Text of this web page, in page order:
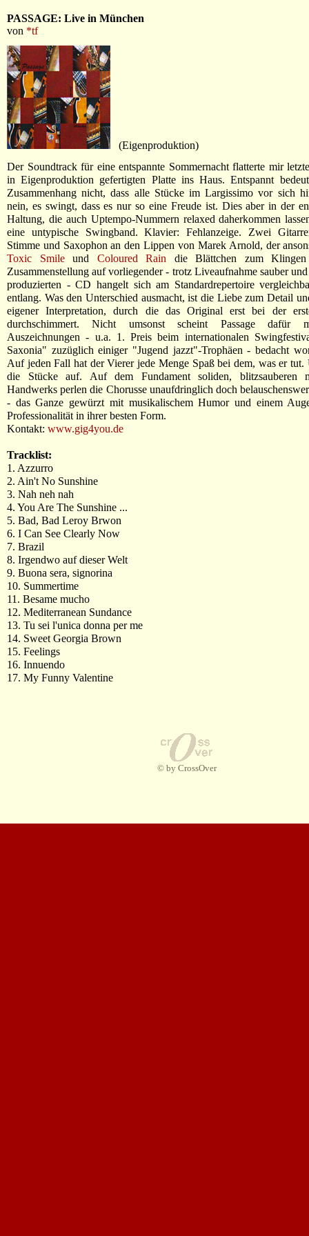
PASSAGE: Live in München
von *tf
(Eigenproduktion)
Der Soundtrack für eine entspannte Sommernacht flatterte mir
in Eigenproduktion gefertigten Platte ins Haus. Entspannt
Zusammenhang nicht, dass alle Stücke im Largissimo vor sich
nein, es swingt, dass es nur so eine Freude ist. Dies aber in der
Haltung, die auch Uptempo-Nummern relaxed daherkommen
eine untypische Swingband. Klavier: Fehlanzeige. Zwei
Stimme und Saxophon an den Lippen von Marek Arnold, der
Toxic Smileund Coloured Rain die Blättchen zum
Zusammenstellung auf vorliegender - trotz Liveaufnahme sauber
produzierten - CD hangelt sich am Standardrepertoire
entlang. Was den Unterschied ausmacht, ist die Liebe zum Detail
eigener Interpretation, durch die das Original erst bei der
durchschimmert. Nicht umsonst scheint Passage dafür
Auszeichnungen - u.a. 1. Preis beim internationalen
Saxonia" zuzüglich einiger "Jugend jazzt"-Trophäen - bedacht
Auf jeden Fall hat der Vierer jede Menge Spaß bei dem, was er tut.
die Stücke auf. Auf dem Fundament soliden, blitzsauberen
Handwerks perlen die Chorusse unaufdringlich doch
- das Ganze gewürzt mit musikalischem Humor und einem
Professionalität in ihrer besten Form.
Kontakt: www.gig4you.de
Tracklist:
1. Azzurro
2. Ain't No Sunshine
3. Nah neh nah
4. You Are The Sunshine ...
5. Bad, Bad Leroy Brwon
6. I Can See Clearly Now
7. Brazil
8. Irgendwo auf dieser Welt
9. Buona sera, signorina
10. Summertime
11. Besame mucho
12. Mediterranean Sundance
13. Tu sei l'unica donna per me
14. Sweet Georgia Brown
15. Feelings
16. Innuendo
17. My Funny Valentine
© by CrossOver